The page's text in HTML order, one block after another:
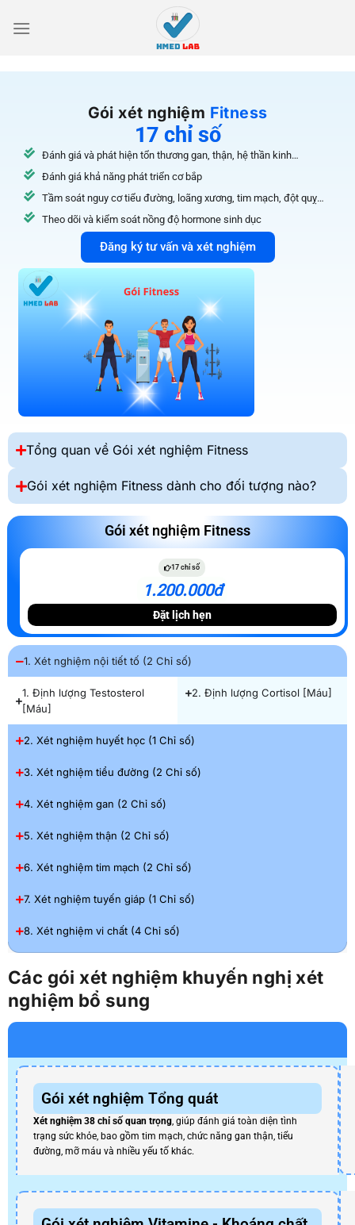
Gói xét nghiệm Fitness
17 chỉ số
Đánh giá và phát hiện tổn thương gan, thận, hệ thần kinh…
Đánh giá khả năng phát triển cơ bắp
Tầm soát nguy cơ tiểu đường, loãng xương, tim mạch, đột quỵ…
Theo dõi và kiểm soát nồng độ hormone sinh dục
Đăng ký tư vấn và xét nghiệm
Tổng quan về Gói xét nghiệm Fitness
Gói xét nghiệm Fitness dành cho đối tượng nào?
Gói xét nghiệm Fitness
17 chỉ số
1.200.000đ
Đặt lịch hẹn
1. Xét nghiệm nội tiết tố (2 Chỉ số)
1. Định lượng Testosterol
[Máu]
2. Định lượng Cortisol [Máu]
2. Xét nghiệm huyết học (1 Chỉ số)
3. Xét nghiệm tiểu đường (2 Chỉ số)
4. Xét nghiệm gan (2 Chỉ số)
5. Xét nghiệm thận (2 Chỉ số)
6. Xét nghiệm tim mạch (2 Chỉ số)
7. Xét nghiệm tuyến giáp (1 Chỉ số)
8. Xét nghiệm vi chất (4 Chỉ số)
Các gói xét nghiệm khuyến nghị xét
nghiệm bổ sung
Gói xét nghiệm Tổng quát
Xét nghiệm 38 chỉ số quan trọng, giúp đánh giá toàn diện tình
trạng sức khỏe, bao gồm tim mạch, chức năng gan thận, tiểu
đường, mỡ máu và nhiều yếu tố khác.